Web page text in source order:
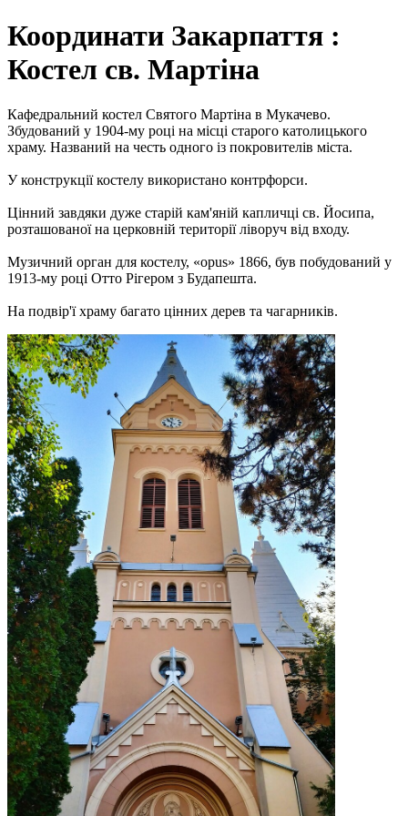
Координати Закарпаття :
Костел св. Мартіна
Кафедральний костел Святого Мартіна в Мукачево.
Збудований у 1904-му році на місці старого католицького
храму. Названий на честь одного із покровителів міста.
У конструкції костелу використано контрфорси.
Цінний завдяки дуже старій кам'яній капличці св. Йосипа,
розташованої на церковній території ліворуч від входу.
Музичний орган для костелу, «opus» 1866, був побудований у
1913-му році Отто Рігером з Будапешта.
На подвір'ї храму багато цінних дерев та чагарників.